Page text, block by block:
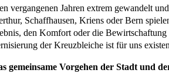
vergangenen Jahren extrem gewandelt
Schaffhausen, Kriens oder Bern
den Komfort oder die
der Kreuzbleiche ist für uns
gemeinsame Vorgehen der Stadt und